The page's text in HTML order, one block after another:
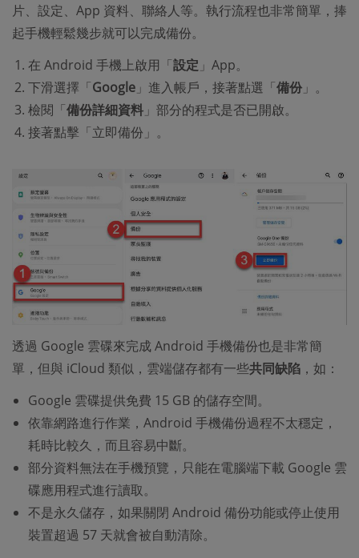
片、設定、App 資料、聯絡人等。執行流程也非常簡單，捧
起手機輕鬆幾步就可以完成備份。
在 Android 手機上啟用「設定 」App。
下滑選擇「Google 」進入帳戶，接著點選「備份 」。
檢閱「備份詳細資料 」部分的程式是否已開啟。
接著點擊「立即備份」。
透過 Google 雲碟來完成 Android 手機備份也是非常簡
單，但與 iCloud 類似，雲端儲存都有一些共同缺陷 ，如：
Google 雲碟提供免費 15 GB 的儲存空間。
依靠網路進行作業，Android 手機備份過程不太穩定，
耗時比較久，而且容易中斷。
部分資料無法在手機預覽，只能在電腦端下載 Google 雲
碟應用程式進行讀取。
不是永久儲存，如果關閉 Android 備份功能或停止使用
裝置超過 57 天就會被自動清除。